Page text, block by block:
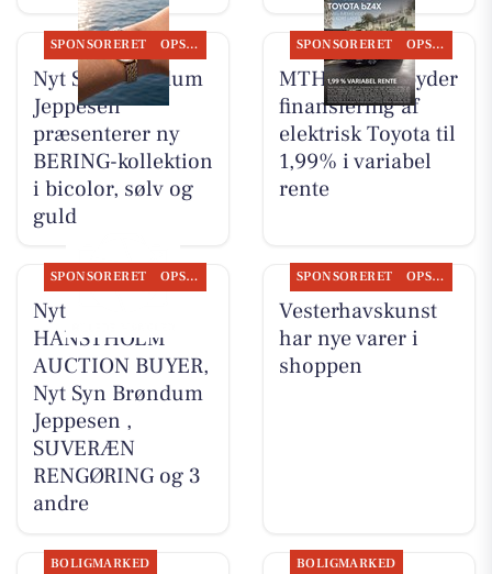
SPONSORERET OPSLAGSTAVLEN
Nyt Syn Brøndum
Jeppesen
præsenterer ny
BERING-kollektion
i bicolor, sølv og
guld
SPONSORERET OPSLAGSTAVLEN
MTH Biler tilbyder
finansiering af
elektrisk Toyota til
1,99% i variabel
rente
SPONSORERET OPSLAGSTAVLEN
Nyt fra
HANSTHOLM
AUCTION BUYER,
Nyt Syn Brøndum
Jeppesen ,
SUVERÆN
RENGØRING og 3
andre
SPONSORERET OPSLAGSTAVLEN
Vesterhavskunst
har nye varer i
shoppen
BOLIGMARKED BOLIGMARKED